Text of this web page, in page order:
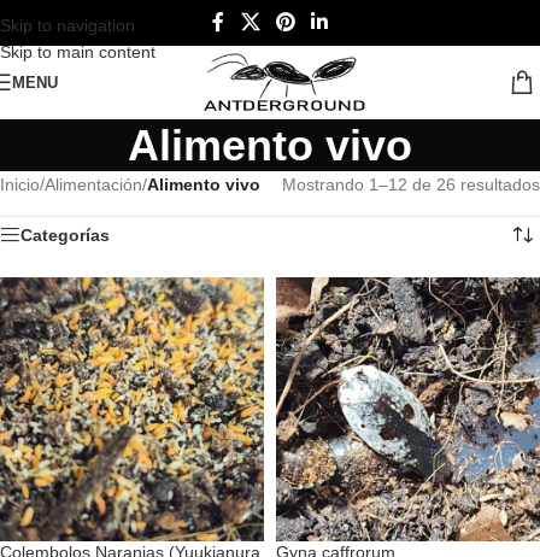
Skip to navigation
Skip to main content
MENU
Alimento vivo
Inicio/Alimentación/Alimento vivo Mostrando 1–12 de 26 resultados
Categorías
Colembolos Naranjas (Yuukianura
Gyna caffrorum